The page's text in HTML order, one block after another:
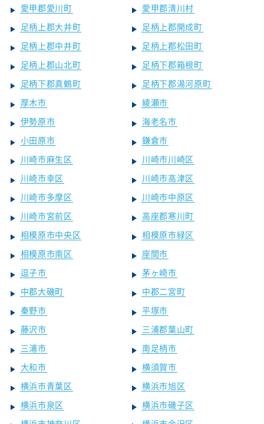
愛甲郡愛川町
愛甲郡清川村
足柄上郡大井町
足柄上郡開成町
足柄上郡中井町
足柄上郡松田町
足柄上郡山北町
足柄下郡箱根町
足柄下郡真鶴町
足柄下郡湯河原町
厚木市
綾瀬市
伊勢原市
海老名市
小田原市
鎌倉市
川崎市麻生区
川崎市川崎区
川崎市幸区
川崎市高津区
川崎市多摩区
川崎市中原区
川崎市宮前区
高座郡寒川町
相模原市中央区
相模原市緑区
相模原市南区
座間市
逗子市
茅ヶ崎市
中郡大磯町
中郡二宮町
秦野市
平塚市
藤沢市
三浦郡葉山町
三浦市
南足柄市
大和市
横須賀市
横浜市青葉区
横浜市旭区
横浜市泉区
横浜市磯子区